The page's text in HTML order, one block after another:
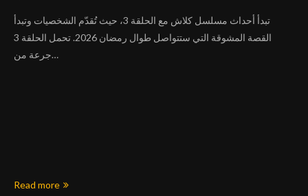
تبدأ أحداث مسلسل كلاش مع الحلقة 3، حيث تُقدّم الشخصيات وتبدأ
القصة المشوقة التي ستتواصل طوال رمضان 2026. تحمل الحلقة 3
جرعة من…
Read more